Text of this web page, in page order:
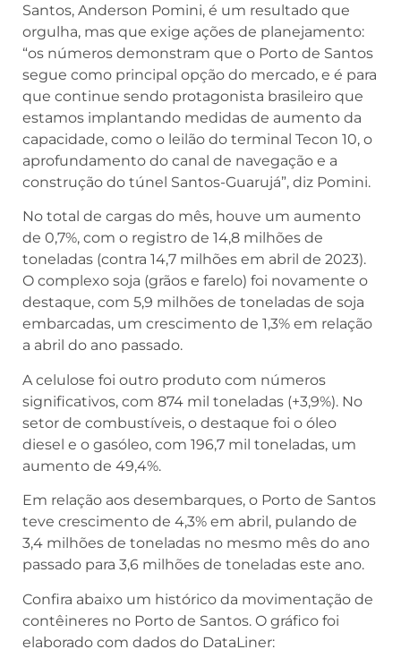
Santos, Anderson Pomini, é um resultado que
orgulha, mas que exige ações de planejamento:
“os números demonstram que o Porto de Santos
segue como principal opção do mercado, e é para
que continue sendo protagonista brasileiro que
estamos implantando medidas de aumento da
capacidade, como o leilão do terminal Tecon 10, o
aprofundamento do canal de navegação e a
construção do túnel Santos-Guarujá”, diz Pomini.
No total de cargas do mês, houve um aumento
de 0,7%, com o registro de 14,8 milhões de
toneladas (contra 14,7 milhões em abril de 2023).
O complexo soja (grãos e farelo) foi novamente o
destaque, com 5,9 milhões de toneladas de soja
embarcadas, um crescimento de 1,3% em relação
a abril do ano passado.
A celulose foi outro produto com números
significativos, com 874 mil toneladas (+3,9%). No
setor de combustíveis, o destaque foi o óleo
diesel e o gasóleo, com 196,7 mil toneladas, um
aumento de 49,4%.
Em relação aos desembarques, o Porto de Santos
teve crescimento de 4,3% em abril, pulando de
3,4 milhões de toneladas no mesmo mês do ano
passado para 3,6 milhões de toneladas este ano.
Confira abaixo um histórico da movimentação de
contêineres no Porto de Santos. O gráfico foi
elaborado com dados do DataLiner: